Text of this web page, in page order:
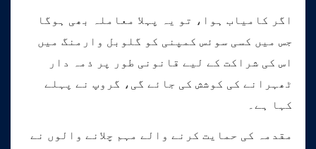
اگر کامیاب ہوا، تو یہ پہلا معاملہ بھی ہوگا
جس میں کسی سوئس کمپنی کو گلوبل وارمنگ میں
اس کی شراکت کے لیے قانونی طور پر ذمہ دار
ٹھہرانے کی کوشش کی جائے گی، گروپ نے پہلے
کہا ہے۔
مقدمہ کی حمایت کرنے والے مہم چلانے والوں نے